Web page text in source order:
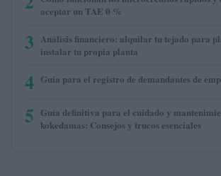
aceptar un TAE 0 %
3 Análisis financiero: alquilar tu tejado para
instalar tu propia planta
4 Guía para el registro de demandantes de
5 Guía definitiva para el cuidado y
kokedamas: Consejos y trucos esenciales